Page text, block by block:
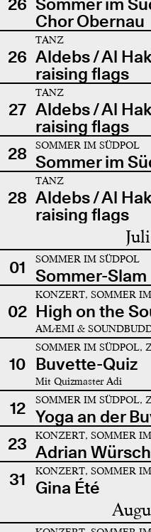
Chor Obernau
26
TANZ
Aldebs / Al
raising flags
27
TANZ
Aldebs / Al
raising flags
28
SOMMER IM SÜDPOL
Sommer im
28
TANZ
Aldebs / Al
raising flags
01 SOMMER IM SÜDPOL
Sommer-Slam
02
KONZERT, SOMMER
High on the
AMÆMI &
10
SOMMER IM SÜDPOL,
Buvette-Quiz
Mit Quizmaster Adi
12 SOMMER IM SÜDPOL,
Yoga an der
23
KONZERT, SOMMER
Adrian
31
KONZERT, SOMMER
Gina Été